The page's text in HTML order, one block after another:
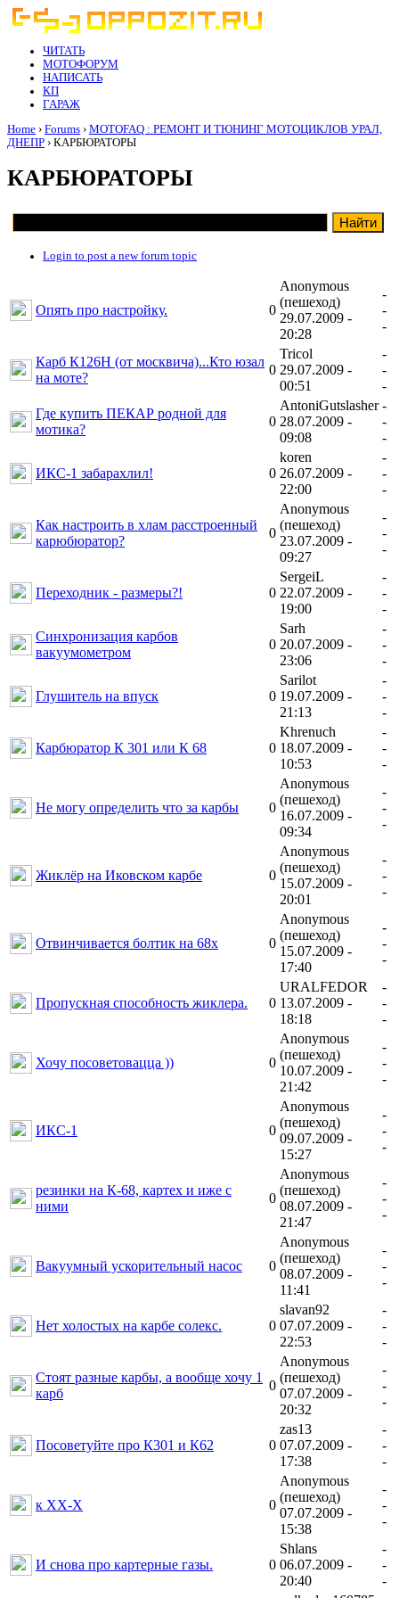
ЧИТАТЬ
МОТОФОРУМ
НАПИСАТЬ
КП
ГАРАЖ
Home › Forums › MOTOFAQ : РЕМОНТ И ТЮНИНГ МОТОЦИКЛОВ УРАЛ,
ДНЕПР › КАРБЮРАТОРЫ
КАРБЮРАТОРЫ
Login to post a new forum topic
Опять про настройку. 0
Anonymous
(пешеход)
29.07.2009 -
20:28
-
-
-
Карб К126Н (от москвича)...Кто юзал
на моте?
0
Tricol
29.07.2009 -
00:51
-
-
-
Где купить ПЕКАР родной для
мотика?
0
AntoniGutslasher
28.07.2009 -
09:08
-
-
-
ИКС-1 забарахлил! 0
koren
26.07.2009 -
22:00
-
-
-
Как настроить в хлам расстроенный
карюбюратор?
0
Anonymous
(пешеход)
23.07.2009 -
09:27
-
-
-
Переходник - размеры?! 0
SergeiL
22.07.2009 -
19:00
-
-
-
Синхронизация карбов
вакуумометром
0
Sarh
20.07.2009 -
23:06
-
-
-
Глушитель на впуск 0
Sarilot
19.07.2009 -
21:13
-
-
-
Карбюратор К 301 или К 68 0
Khrenuch
18.07.2009 -
10:53
-
-
-
Не могу определить что за карбы 0
Anonymous
(пешеход)
16.07.2009 -
09:34
-
-
-
Жиклёр на Иковском карбе 0
Anonymous
(пешеход)
15.07.2009 -
20:01
-
-
-
Отвинчивается болтик на 68х 0
Anonymous
(пешеход)
15.07.2009 -
17:40
-
-
-
Пропускная способность жиклера. 0
URALFEDOR
13.07.2009 -
18:18
-
-
-
Хочу посоветовацца )) 0
Anonymous
(пешеход)
10.07.2009 -
21:42
-
-
-
ИКС-1 0
Anonymous
(пешеход)
09.07.2009 -
15:27
-
-
-
резинки на К-68, картех и иже с
ними
0
Anonymous
(пешеход)
08.07.2009 -
21:47
-
-
-
Вакуумный ускорительный насос 0
Anonymous
(пешеход)
08.07.2009 -
11:41
-
-
-
Нет холостых на карбе солекс. 0
slavan92
07.07.2009 -
22:53
-
-
-
Стоят разные карбы, а вообще хочу 1
карб
0
Anonymous
(пешеход)
07.07.2009 -
20:32
-
-
-
Посоветуйте про К301 и К62 0
zas13
07.07.2009 -
17:38
-
-
-
к XX-X 0
Anonymous
(пешеход)
07.07.2009 -
15:38
-
-
-
И снова про картерные газы. 0
Shlans
06.07.2009 -
20:40
-
-
-